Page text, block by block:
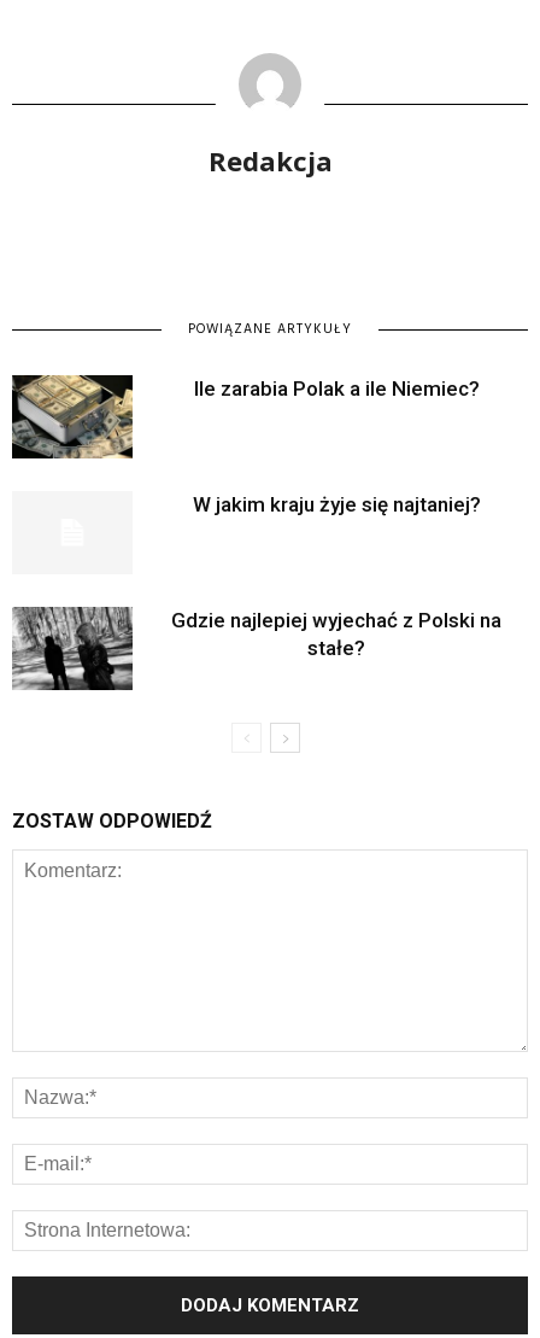
Redakcja
POWIĄZANE ARTYKUŁY
Ile zarabia Polak a ile Niemiec?
W jakim kraju żyje się najtaniej?
Gdzie najlepiej wyjechać z Polski na
stałe?
ZOSTAW ODPOWIEDŹ